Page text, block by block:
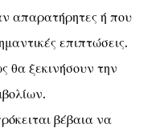
απαρατήρητες ή που
επιπτώσεις.
θα ξεκινήσουν την
βέβαια να